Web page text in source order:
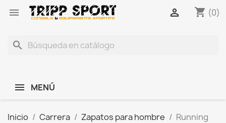
 shopping_cart (0)

search
MENÚ
Inicio Carrera Zapatos para hombre Running